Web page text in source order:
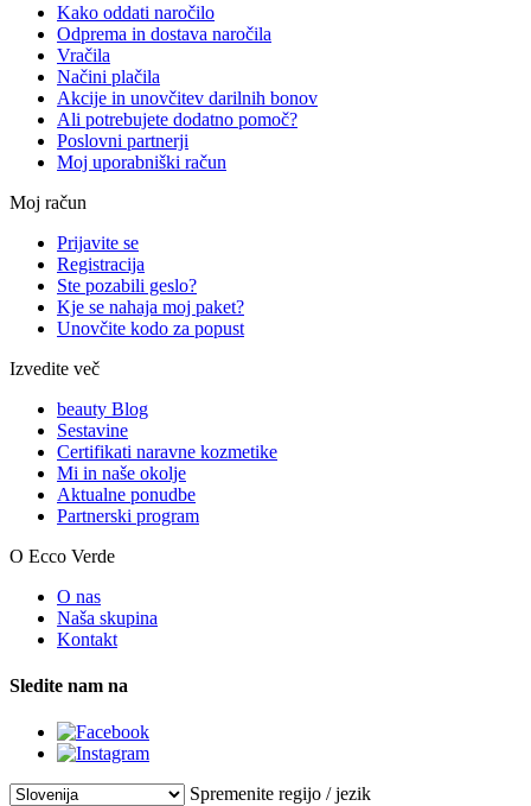
Kako oddati naročilo
Odprema in dostava naročila
Vračila
Načini plačila
Akcije in unovčitev darilnih bonov
Ali potrebujete dodatno pomoč?
Poslovni partnerji
Moj uporabniški račun
Moj račun
Prijavite se
Registracija
Ste pozabili geslo?
Kje se nahaja moj paket?
Unovčite kodo za popust
Izvedite več
beauty Blog
Sestavine
Certifikati naravne kozmetike
Mi in naše okolje
Aktualne ponudbe
Partnerski program
O Ecco Verde
O nas
Naša skupina
Kontakt
Sledite nam na
Spremenite regijo / jezik